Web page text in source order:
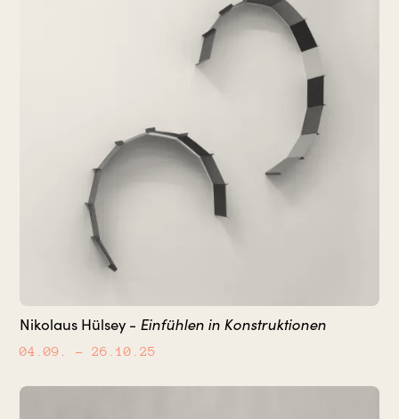
Nikolaus Hülsey - Einfühlen in Konstruktionen
04.09. – 26.10.25